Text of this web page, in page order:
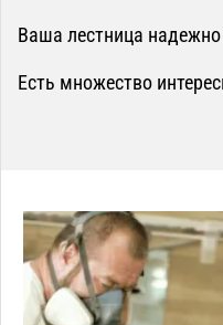
Ваша лестница
Есть множество